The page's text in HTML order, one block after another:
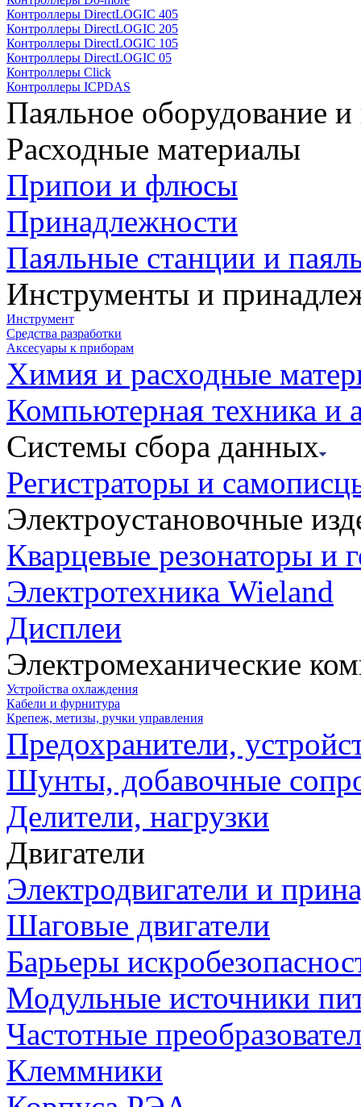
Контроллеры DirectLOGIC 405
Контроллеры DirectLOGIC 205
Контроллеры DirectLOGIC 105
Контроллеры DirectLOGIC 05
Контроллеры Click
Контроллеры ICPDAS
Паяльное оборудование
Расходные материалы
Припои и флюсы
Принадлежности
Паяльные станции и
Инструменты и
Инструмент
Средства разработки
Аксесуары к приборам
Химия и расходные
Компьютерная техника и
Системы сбора данных
Регистраторы и
Электроустановочные
Кварцевые резонаторы и
Электротехника Wieland
Дисплеи
Электромеханические
Устройства охлаждения
Кабели и фурнитура
Крепеж, метизы, ручки управления
Предохранители,
Шунты, добавочные
Делители, нагрузки
Двигатели
Электродвигатели и
Шаговые двигатели
Барьеры
Модульные источники
Частотные
Клеммники